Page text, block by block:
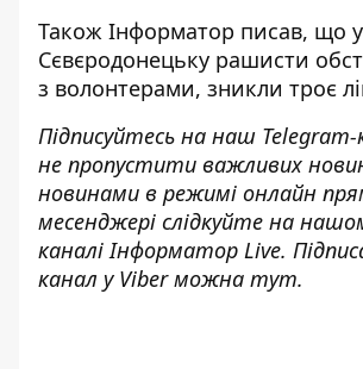
Також Інформатор писав, що у
Сєвєродонецьку рашисти
з волонтерами, зникли троє
Підписуйтесь на наш
не пропустити важливих
новинами в режимі онлайн
месенджері слідкуйте на
каналіІнформатор Live.
канал у Viber можна тут.